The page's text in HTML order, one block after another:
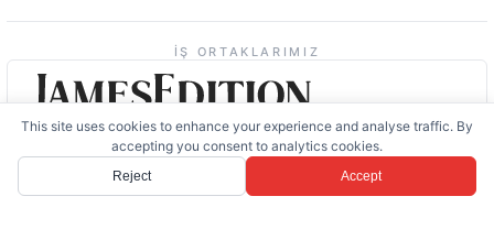
İŞ ORTAKLARIMIZ
This site uses cookies to enhance your experience and analyse traffic. By
accepting you consent to analytics cookies.
Reject Accept